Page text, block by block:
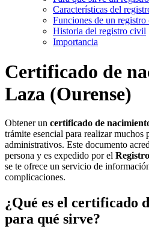
Características del
Funciones de un
Historia del registro civil
Importancia
Certificado de
Laza (Ourense)
Obtener un certificado de
trámite esencial para realizar muchos
administrativos. Este documento
persona y es expedido por el
se te ofrece un servicio de
complicaciones.
¿Qué es el certificado
para qué sirve?